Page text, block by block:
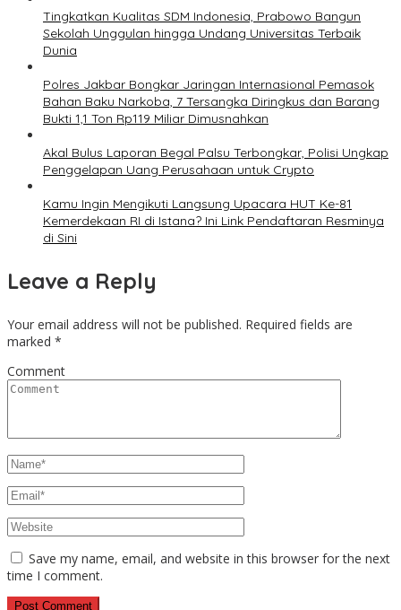
Tingkatkan Kualitas SDM Indonesia, Prabowo Bangun
Sekolah Unggulan hingga Undang Universitas Terbaik
Dunia
Polres Jakbar Bongkar Jaringan Internasional Pemasok
Bahan Baku Narkoba, 7 Tersangka Diringkus dan Barang
Bukti 1,1 Ton Rp119 Miliar Dimusnahkan
Akal Bulus Laporan Begal Palsu Terbongkar, Polisi Ungkap
Penggelapan Uang Perusahaan untuk Crypto
Kamu Ingin Mengikuti Langsung Upacara HUT Ke-81
Kemerdekaan RI di Istana? Ini Link Pendaftaran Resminya
di Sini
Leave a Reply
Your email address will not be published. Required fields are
marked *
Comment
Save my name, email, and website in this browser for the next
time I comment.